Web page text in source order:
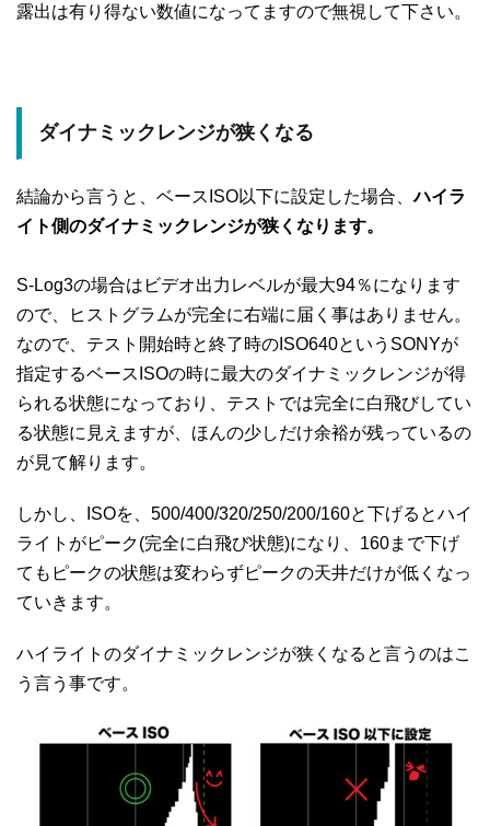
露出は有り得ない数値になってますので無視して下さい。
ダイナミックレンジが狭くなる
結論から言うと、ベースISO以下に設定した場合、ハイラ
イト側のダイナミックレンジが狭くなります。
S-Log3の場合はビデオ出力レベルが最大94％になります
ので、ヒストグラムが完全に右端に届く事はありません。
なので、テスト開始時と終了時のISO640というSONYが
指定するベースISOの時に最大のダイナミックレンジが得
られる状態になっており、テストでは完全に白飛びしてい
る状態に見えますが、ほんの少しだけ余裕が残っているの
が見て解ります。
しかし、ISOを、500/400/320/250/200/160と下げるとハイ
ライトがピーク(完全に白飛び状態)になり、160まで下げ
てもピークの状態は変わらずピークの天井だけが低くなっ
ていきます。
ハイライトのダイナミックレンジが狭くなると言うのはこ
う言う事です。